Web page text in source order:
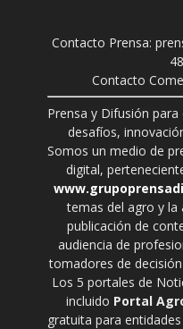
Contacto Prensa:
Contacto
Prensa y Difusión
desafíos,
Somos un medio de
digital,
temas del agro y la
publicación de
audiencia de
tomadores de
Los 5 portales de
incluido Portal
gratuita para